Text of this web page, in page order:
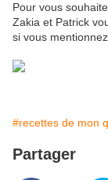
Pour vous
Zakia et Patrick
si vous
#recettes de mon
Partager